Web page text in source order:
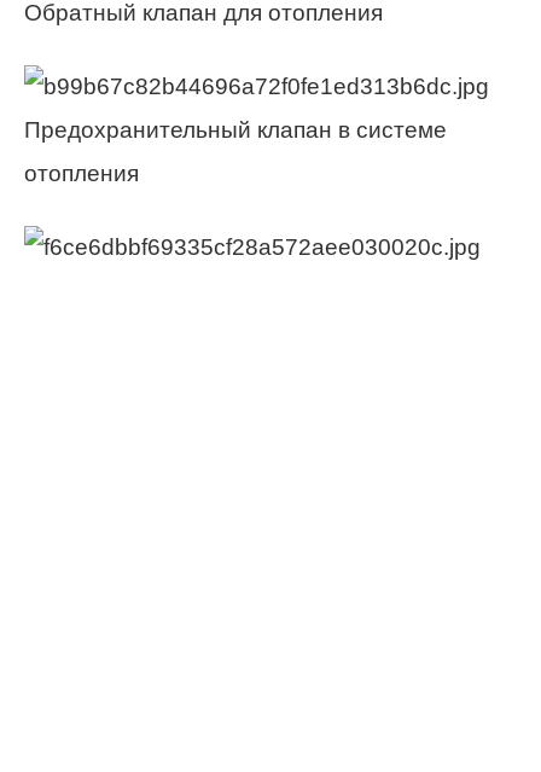
Обратный клапан для отопления
Предохранительный клапан в системе
отопления